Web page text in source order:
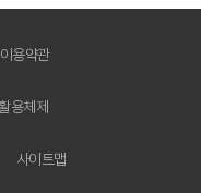
이용약관
용체제
사이트맵